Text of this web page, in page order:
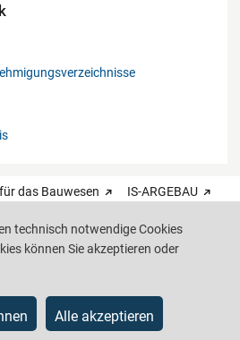
das Bauwesen IS-ARGEBAU
Impressum Sitemap
technisch notwendige Cookies
können Sie akzeptieren oder
Alle akzeptieren